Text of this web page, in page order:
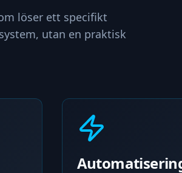
löser ett specifikt
utan en praktisk